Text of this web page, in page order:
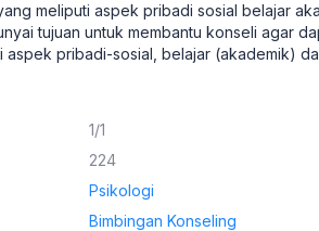
meliputi aspek pribadi sosial belajar
tujuan untuk membantu konseli agar
pribadi-sosial, belajar (akademik)
1/1
224
Psikologi
Bimbingan Konseling